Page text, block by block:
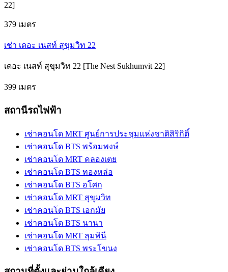
22]
379 เมตร
เช่า เดอะ เนสท์ สุขุมวิท 22
เดอะ เนสท์ สุขุมวิท 22 [The Nest Sukhumvit 22]
399 เมตร
สถานีรถไฟฟ้า
เช่าคอนโด MRT ศูนย์การประชุมแห่งชาติสิริกิติ์
เช่าคอนโด BTS พร้อมพงษ์
เช่าคอนโด MRT คลองเตย
เช่าคอนโด BTS ทองหล่อ
เช่าคอนโด BTS อโศก
เช่าคอนโด MRT สุขุมวิท
เช่าคอนโด BTS เอกมัย
เช่าคอนโด BTS นานา
เช่าคอนโด MRT ลุมพินี
เช่าคอนโด BTS พระโขนง